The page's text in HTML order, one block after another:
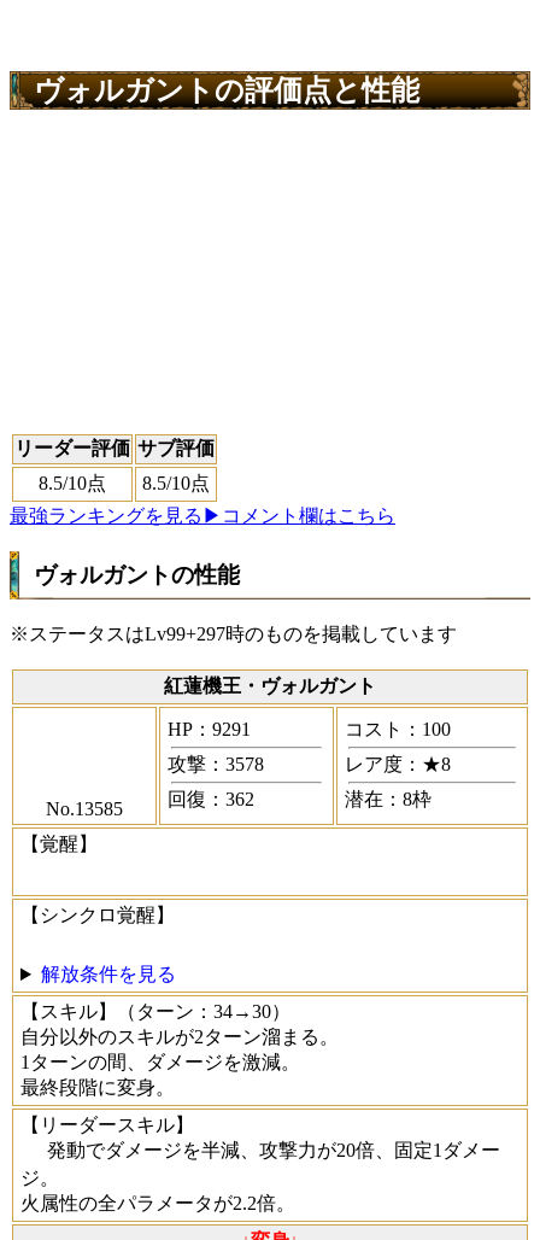
ヴォルガントの評価点と性能
リーダー評価 サブ評価
8.5/10点 8.5/10点
最強ランキングを見る ▶コメント欄はこちら
ヴォルガントの性能
※ステータスはLv99+297時のものを掲載しています
紅蓮機王・ヴォルガント
No.13585
HP：9291
攻撃：3578
回復：362
コスト：100
レア度：★8
潜在：8枠
【覚醒】
【シンクロ覚醒】
解放条件を見る
【スキル】
（ターン：34→30）
自分以外のスキルが2ターン溜まる。
1ターンの間、ダメージを激減。
最終段階に変身。
【リーダースキル】
発動でダメージを半減、攻撃力が20倍、固定1ダメー
ジ。
火属性の全パラメータが2.2倍。